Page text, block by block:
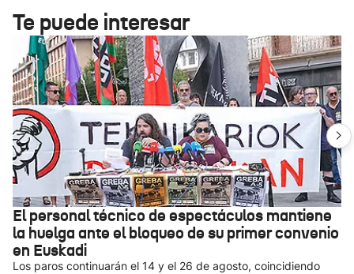
Te puede interesar
El personal técnico de espectáculos mantiene
la huelga ante el bloqueo de su primer convenio
en Euskadi
Los paros continuarán el 14 y el 26 de agosto, coincidiendo